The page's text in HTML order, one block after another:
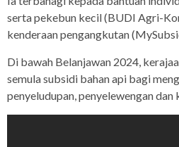
serta pekebun kecil (BUDI Agri-
kenderaan pengangkutan
Di bawah Belanjawan 2024,
semula subsidi bahan api bagi
penyeludupan, penyelewengan